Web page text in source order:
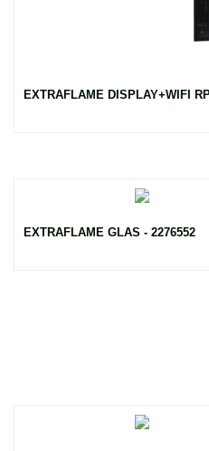
EXTRAFLAME DISPLAY+WIFI
EXTRAFLAME GLAS - 2276552